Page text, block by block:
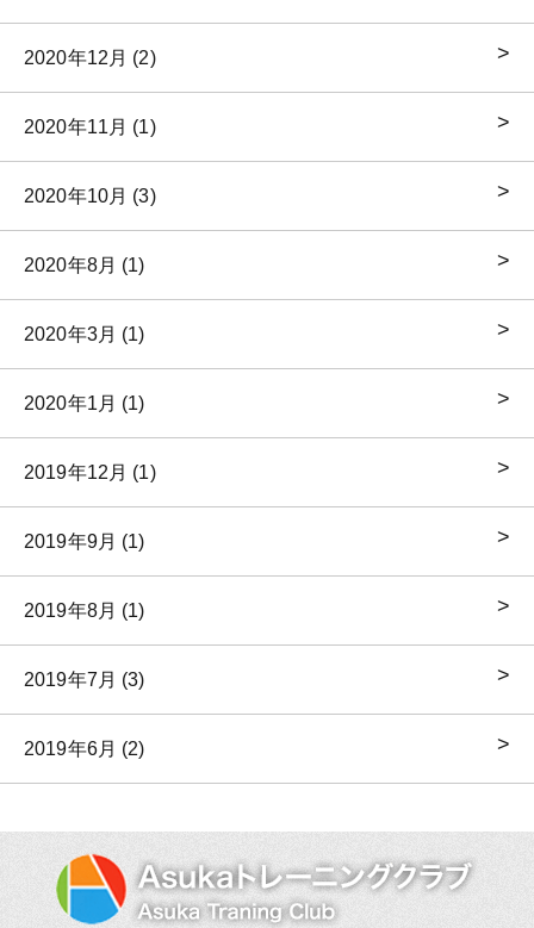
2020年12月 (2)
2020年11月 (1)
2020年10月 (3)
2020年8月 (1)
2020年3月 (1)
2020年1月 (1)
2019年12月 (1)
2019年9月 (1)
2019年8月 (1)
2019年7月 (3)
2019年6月 (2)